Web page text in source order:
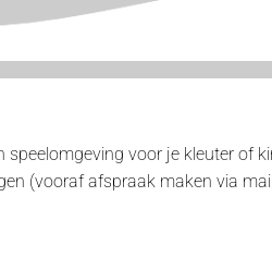
speelomgeving voor je kleuter of
(vooraf afspraak maken via